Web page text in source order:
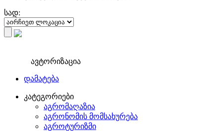
სად:
ავტორიზაცია
დამატება
კატეგორიები
აგრომაღაზია
აგრონომის მომსახურება
აგროტურიზმი